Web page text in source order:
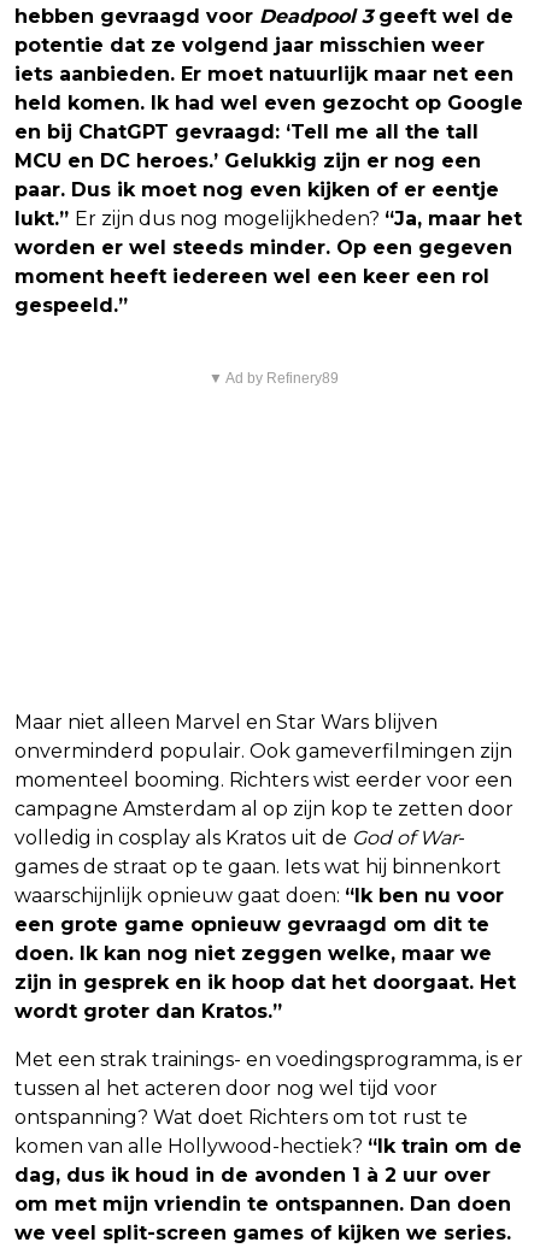
hebben gevraagd voor Deadpool 3geeft wel de
potentie dat ze volgend jaar misschien weer
iets aanbieden. Er moet natuurlijk maar net een
held komen. Ik had wel even gezocht op Google
en bij ChatGPT gevraagd: ‘Tell me all the tall
MCU en DC heroes.’ Gelukkig zijn er nog een
paar. Dus ik moet nog even kijken of er eentje
lukt.” Er zijn dus nog mogelijkheden? “Ja, maar het
worden er wel steeds minder. Op een gegeven
moment heeft iedereen wel een keer een rol
gespeeld.”
▼ Ad by Refinery89
Maar niet alleen Marvel en Star Wars blijven
onverminderd populair. Ook gameverfilmingen zijn
momenteel booming. Richters wist eerder voor een
campagne Amsterdam al op zijn kop te zetten door
volledig in cosplay als Kratos uit de God of War-
games de straat op te gaan. Iets wat hij binnenkort
waarschijnlijk opnieuw gaat doen: “Ik ben nu voor
een grote game opnieuw gevraagd om dit te
doen. Ik kan nog niet zeggen welke, maar we
zijn in gesprek en ik hoop dat het doorgaat. Het
wordt groter dan Kratos.”
Met een strak trainings- en voedingsprogramma, is er
tussen al het acteren door nog wel tijd voor
ontspanning? Wat doet Richters om tot rust te
komen van alle Hollywood-hectiek? “Ik train om de
dag, dus ik houd in de avonden 1 à 2 uur over
om met mijn vriendin te ontspannen. Dan doen
we veel split-screen games of kijken we series.